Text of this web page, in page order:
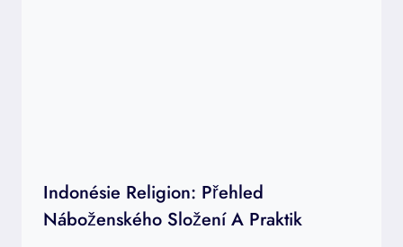
Indonésie Religion: Přehled
Náboženského Složení A Praktik